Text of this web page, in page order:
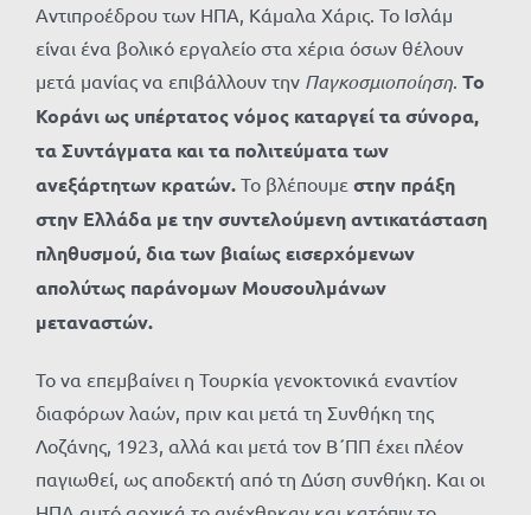
Αντιπροέδρου των ΗΠΑ, Κάμαλα Χάρις. Το Ισλάμ
είναι ένα βολικό εργαλείο στα χέρια όσων θέλουν
μετά μανίας να επιβάλλουν την Παγκοσμιοποίηση. Το
Κοράνι ως υπέρτατος νόμος καταργεί τα σύνορα,
τα Συντάγματα και τα πολιτεύματα των
ανεξάρτητων κρατών. Το βλέπουμε στην πράξη
στην Ελλάδα με την συντελούμενη αντικατάσταση
πληθυσμού, δια των βιαίως εισερχόμενων
απολύτως παράνομων Μουσουλμάνων
μεταναστών.
Το να επεμβαίνει η Τουρκία γενοκτονικά εναντίον
διαφόρων λαών, πριν και μετά τη Συνθήκη της
Λοζάνης, 1923, αλλά και μετά τον Β΄ΠΠ έχει πλέον
παγιωθεί, ως αποδεκτή από τη Δύση συνθήκη. Και οι